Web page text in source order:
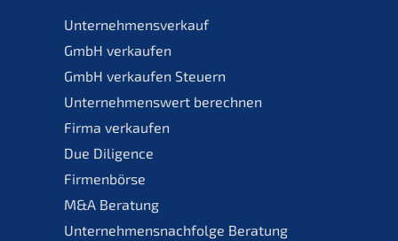
Unternehmensverkauf
GmbH verkaufen
GmbH verkaufen Steuern
Unternehmenswert berechnen
Firma verkaufen
Due Diligence
Firmenbörse
M&A Beratung
Unternehmensnachfolge Beratung